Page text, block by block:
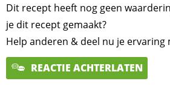
Dit recept heeft nog geen
je dit recept gemaakt?
Help anderen & deel nu je ervaring
REACTIE ACHTERLATEN